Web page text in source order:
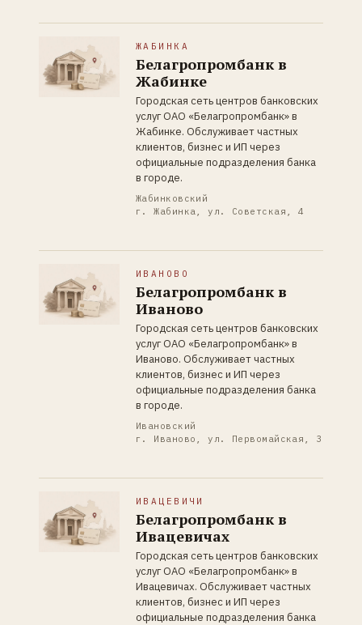
ЖАБИНКА
Белагропромбанк в
Жабинке
Городская сеть центров банковских
услуг ОАО «Белагропромбанк» в
Жабинке. Обслуживает частных
клиентов, бизнес и ИП через
официальные подразделения банка
в городе.
Жабинковский
г. Жабинка, ул. Советская, 4
ИВАНОВО
Белагропромбанк в
Иваново
Городская сеть центров банковских
услуг ОАО «Белагропромбанк» в
Иваново. Обслуживает частных
клиентов, бизнес и ИП через
официальные подразделения банка
в городе.
Ивановский
г. Иваново, ул. Первомайская, 3
ИВАЦЕВИЧИ
Белагропромбанк в
Ивацевичах
Городская сеть центров банковских
услуг ОАО «Белагропромбанк» в
Ивацевичах. Обслуживает частных
клиентов, бизнес и ИП через
официальные подразделения банка